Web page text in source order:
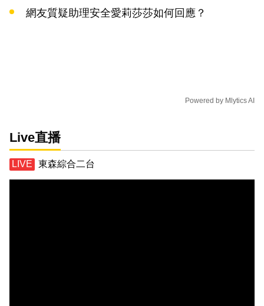
網友質疑助理安全愛莉莎莎如何回應？
Powered by Mlytics AI
Live直播
東森綜合二台